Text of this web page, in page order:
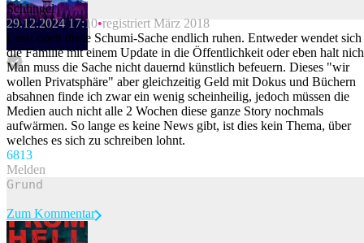
Beitrag melden
Schlingel
29.12.2024 17:10 registriert März 2018
Lasst doch diese Schumi-Sache endlich ruhen. Entweder wendet sich
die Familie mit einem Update in die Öffentlichkeit oder eben halt
Man muss die Sache nicht dauernd künstlich befeuern. Dieses "wir
wollen Privatsphäre" aber gleichzeitig Geld mit Dokus und Büchern
absahnen finde ich zwar ein wenig scheinheilig, jedoch müssen die
Medien auch nicht alle 2 Wochen diese ganze Story nochmals
aufwärmen. So lange es keine News gibt, ist dies kein Thema, über
welches es sich zu schreiben lohnt.
6813
Melden
Zum Kommentar